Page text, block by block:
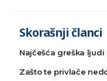
Skorašnji članci
Najčešća greška
Zašto te privlače